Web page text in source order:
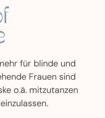
für blinde und
Frauen sind
o.ä. mitzutanzen